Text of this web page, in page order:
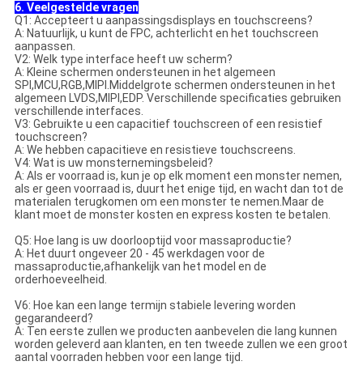
6. Veelgestelde vragen
Q1: Accepteert u aanpassingsdisplays en touchscreens?
A: Natuurlijk, u kunt de FPC, achterlicht en het touchscreen
aanpassen.
V2: Welk type interface heeft uw scherm?
A: Kleine schermen ondersteunen in het algemeen
SPI,MCU,RGB,MIPI.Middelgrote schermen ondersteunen in het
algemeen LVDS,MIPI,EDP. Verschillende specificaties gebruiken
verschillende interfaces.
V3: Gebruikte u een capacitief touchscreen of een resistief
touchscreen?
A: We hebben capacitieve en resistieve touchscreens.
V4: Wat is uw monsternemingsbeleid?
A: Als er voorraad is, kun je op elk moment een monster nemen,
als er geen voorraad is, duurt het enige tijd, en wacht dan tot de
materialen terugkomen om een monster te nemen.Maar de
klant moet de monster kosten en express kosten te betalen.
Q5: Hoe lang is uw doorlooptijd voor massaproductie?
A: Het duurt ongeveer 20 - 45 werkdagen voor de
massaproductie,afhankelijk van het model en de
orderhoeveelheid.
V6: Hoe kan een lange termijn stabiele levering worden
gegarandeerd?
A: Ten eerste zullen we producten aanbevelen die lang kunnen
worden geleverd aan klanten, en ten tweede zullen we een groot
aantal voorraden hebben voor een lange tijd.